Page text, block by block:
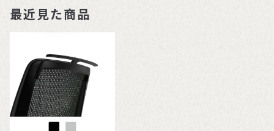
最近見た商品